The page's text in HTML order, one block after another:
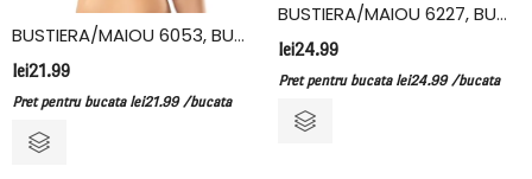
BUSTIERA/MAIOU 6053, BUMBAC/ELASTAN, KOTA
lei21.99
Pret pentru bucata lei21.99 /bucata
BUSTIERA/MAIOU 6227, BUMBAC/ELASTAN, KOTA
lei24.99
Pret pentru bucata lei24.99 /bucata